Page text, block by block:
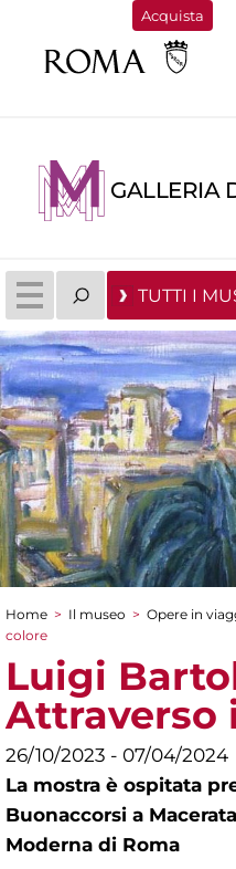
Acquista
GALLERIA
TUTTI I
Tu sei qui
Home > Il museo > Opere in
colore
Luigi
Attraverso
26/10/2023 - 07/04/2024
La mostra è ospitata
Buonaccorsi a
Moderna di Roma